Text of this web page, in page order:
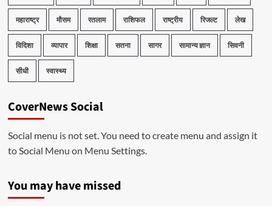
महाराष्ट्र मौसम रतलाम राशिफल राष्ट्रीय रिजल्ट लेख
विदिशा व्यापार शिक्षा सतना सागर सामान्य ज्ञान सिवनी
सीधी स्वास्थ्य
CoverNews Social
Social menu is not set. You need to create menu and assign it
to Social Menu on Menu Settings.
You may have missed